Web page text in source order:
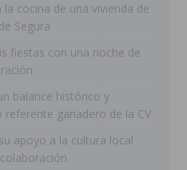
cocina de una vivienda de
Segura
fiestas con una noche de
balance histórico y
ganadero de la CV
apoyo a la cultura local